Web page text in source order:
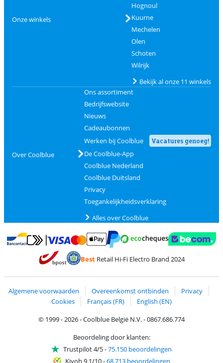
Onze winkels
Hognoul
Kuurne
Mechelen
Olen
Schoten
Wilrijk
Bekijk al onze 11 winkels
Over Coolblue
Ons assortiment
Bedrijfswebsite
Nieuws
Cadeaubonnen
Werken bij Coolblue
Vacatures genoeg!
De Coolblue-App
Coolblue Nederland
Coolblue Duitsland
Privacy
Toegankelijkheidsverklaring
Alles over Coolblue
Betalen met Bancontact
Betalen met MasterCard en Visa via ClickToPay
Betalen met PayPal
BestRetail Hi-Fi Electro Brand 2024
Algemene voorwaarden Overeenkomst ontbinden
Privacy
Cookies
Français (FR)
English (EN)
© 1999 - 2026 - Coolblue België N.V. - 0867.686.774
Beoordeling door klanten:
Trustpilot 4/5-75.150 beoordelingen
Kiyoh 9.1/10-68.713 beoordelingen